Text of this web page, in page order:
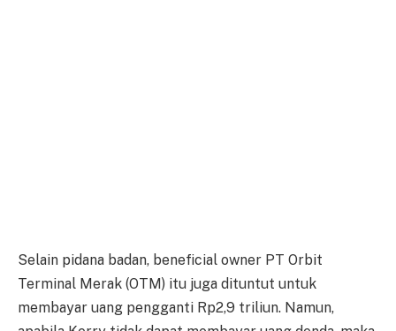
Selain pidana badan, beneficial owner PT Orbit
Terminal Merak (OTM) itu juga dituntut untuk
membayar uang pengganti Rp2,9 triliun. Namun,